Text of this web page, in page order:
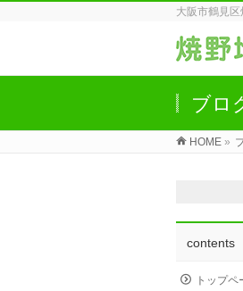
大阪市鶴見
ブロ
HOME »
contents
トップペ